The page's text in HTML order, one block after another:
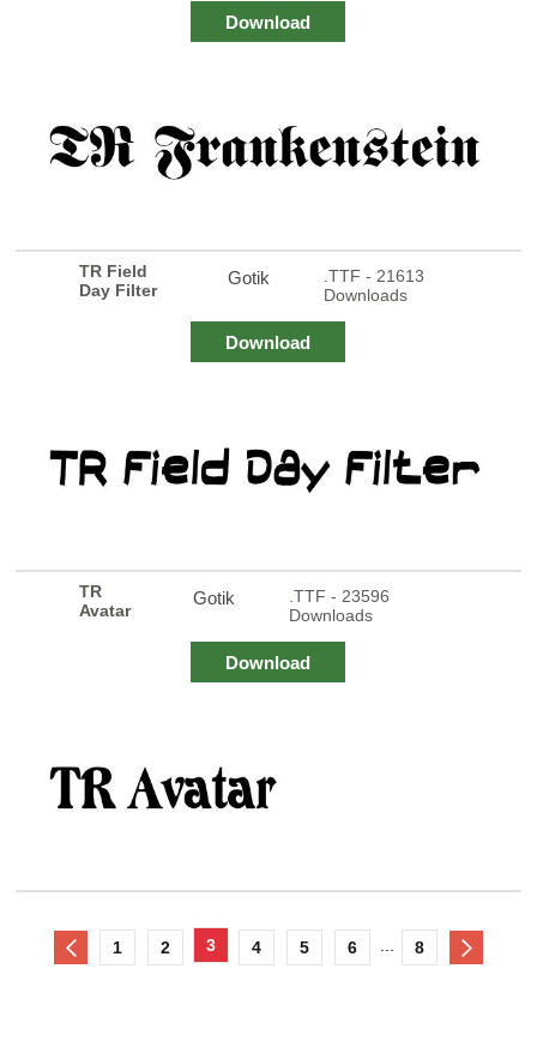
Download
TR Field
Day Filter
Gotik
.TTF - 21613
Downloads
Download
TR
Avatar
Gotik
.TTF - 23596
Downloads
Download
1 2 3 4 5 6 8